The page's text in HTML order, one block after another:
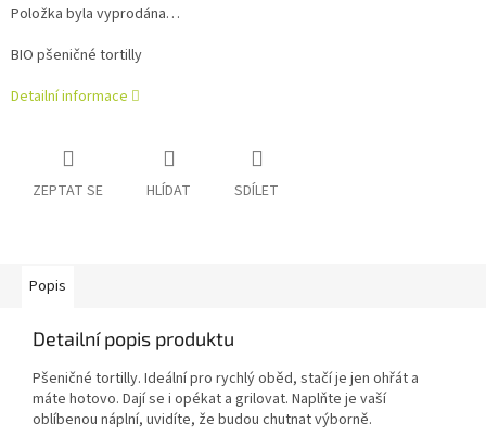
Položka byla vyprodána…
BIO pšeničné tortilly
Detailní informace
ZEPTAT SE HLÍDAT SDÍLET
Popis
Detailní popis produktu
Pšeničné tortilly. Ideální pro rychlý oběd, stačí je jen ohřát a
máte hotovo. Dají se i opékat a grilovat. Naplňte je vaší
oblíbenou náplní, uvidíte, že budou chutnat výborně.